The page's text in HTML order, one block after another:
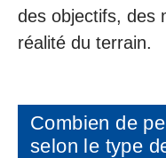
des objectifs, des
réalité du terrain.
Combien de
selon le type